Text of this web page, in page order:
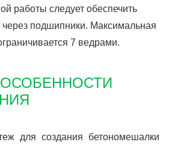
работы следует обеспечить
подшипники. Максимальная
7 ведрами.
для создания бетономешалки